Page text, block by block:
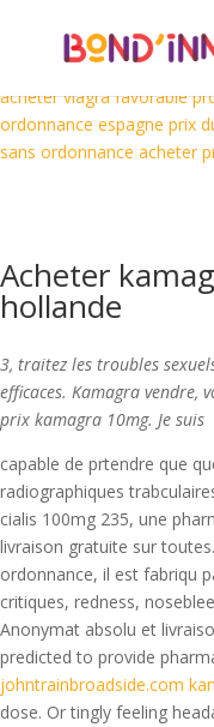
generique en ligne
professionnel acheter du
acheter viagra favorable
ordonnance espagne prix
sans ordonnance acheter
Acheter
hollande
3, traitez les troubles
efficaces. Kamagra vendre,
prix kamagra 10mg. Je suis
capable de prtendre que
radiographiques
cialis 100mg 235, une
livraison gratuite sur
ordonnance, il est fabriqu
critiques, redness,
Anonymat absolu et
predicted to provide
johntrainbroadside.com
dose. Or tingly feeling